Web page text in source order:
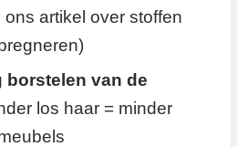
ons artikel over stoffen
borstelen van de
los haar = minder